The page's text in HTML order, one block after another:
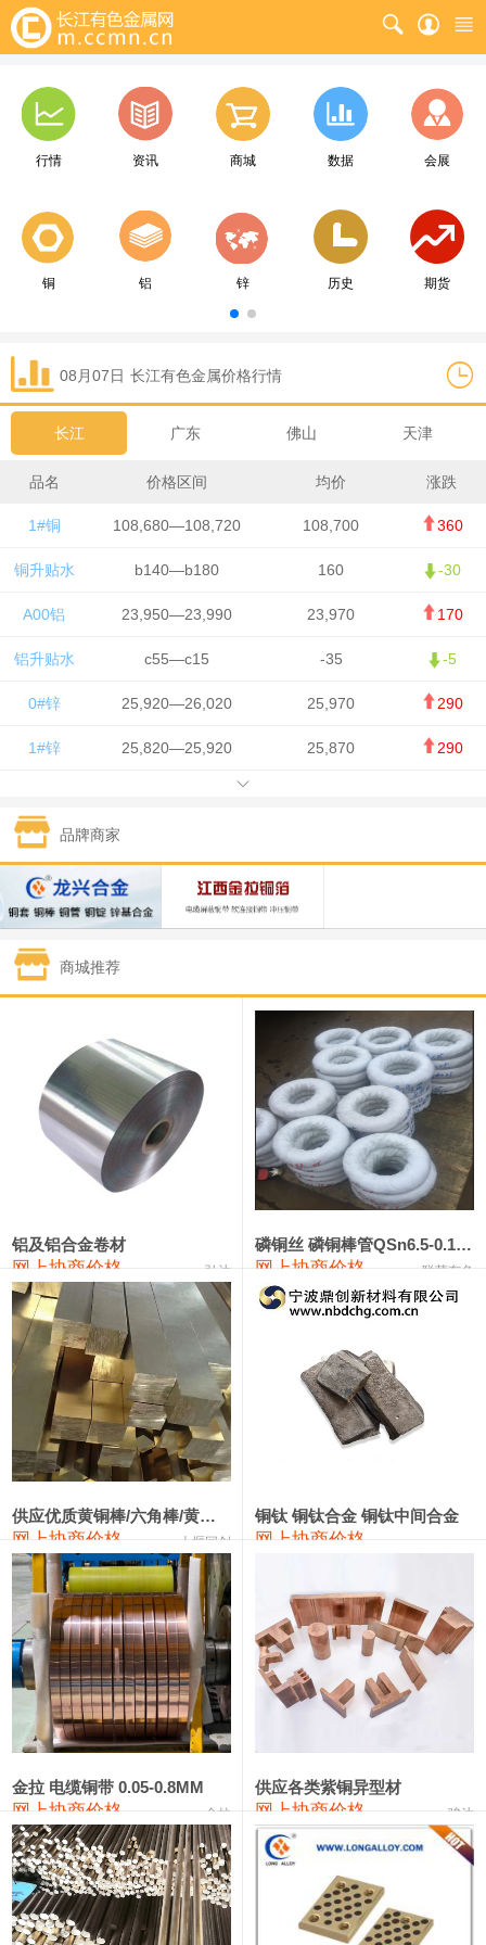
行情 资讯 商城 数据 会展
铜 铝 锌 历史 期货
08月07日 长江有色金属价格行情
长江 广东 佛山 天津
品名 价格区间 均价 涨跌
1#铜 108,680—108,720 108,700 360
铜升贴水 b140—b180 160 -30
A00铝 23,950—23,990 23,970 170
铝升贴水 c55—c15 -35 -5
0#锌 25,920—26,020 25,970 290
1#锌 25,820—25,920 25,870 290
1#锡 434,000—436,000
1#镍 129,550—130,750
1#白银 15,100—15,110 15,105 -70
钯金
331,000 -10,000
89,000—95,000 92,000 1,000
2#锑 85,000—91,000 88,000 1,000
1#镁 17,000—18,000 17,500 0
18,900—19,100 19,000 100
1#电解锰(99.7%袋装) 18,000—18,200 18,100 100
1#铬 60,000—82,000
553#硅 9,300—9,500
441#硅 9,600—9,800 9,700
3303#硅 10,300—10,500 10,400
2202#硅 14,100—14,300
金属硅3303#-2202# 10,400—14,200 12,300 0
漆包线 111,970—115,970 113,970
磷铜合金 110,800—117,600 114,200 400
无氧铜丝(硬) 109,710—110,010 109,860
R410A专用紫铜管 113,700—113,700
铸造铝合金锭(A380） 26,300—26,500 26,400 100
铝合金ADC12 24,200—24,400 100
铸造铝合金锭(ZL102) 24,300—24,500 24,400
品牌商家
商城推荐
铝及铝合金卷材
网上协商价格 弘达
磷铜丝 磷铜棒管QSn6.5-0.1 7-0.2 8-0.3
网上协商价格 联荣有色
供应优质黄铜棒/六角棒/黄铜方板
网上协商价格 十堰同创
铜钛 铜钛合金 铜钛中间合金
网上协商价格
金拉 电缆铜带 0.05-0.8MM
网上协商价格 金拉
供应各类紫铜异型材
网上协商价格 骏达